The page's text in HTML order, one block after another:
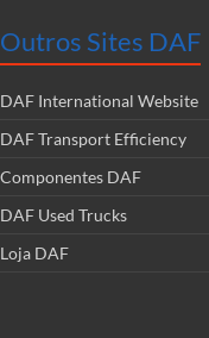
Outros Sites DAF
DAF International Website
DAF Transport Efficiency
Componentes DAF
DAF Used Trucks
Loja DAF